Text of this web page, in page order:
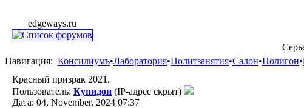
edgeways.ru
Навигация: Консилиумъ•Лаборатория•Политзанятия•Салон•Полигон•
Красный призрак 2021.
Пользователь: Купидон (IP-адрес скрыт)
Дата: 04, November, 2024 07:37